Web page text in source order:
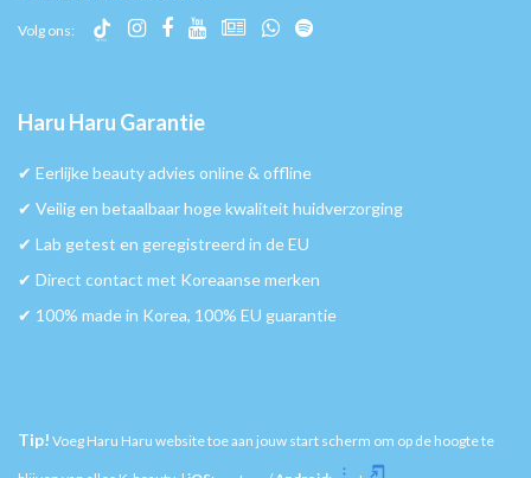
Volg ons:
Haru Haru Garantie
✔︎ Eerlijke beauty advies online & offline
✔︎ Veilig en betaalbaar hoge kwaliteit huidverzorging
✔︎ Lab getest en geregistreerd in de EU
✔︎ Direct contact met Koreaanse merken
✔︎ 100% made in Korea, 100% EU guarantie
Tip! Voeg Haru Haru website toe aan jouw start scherm om op de hoogte te